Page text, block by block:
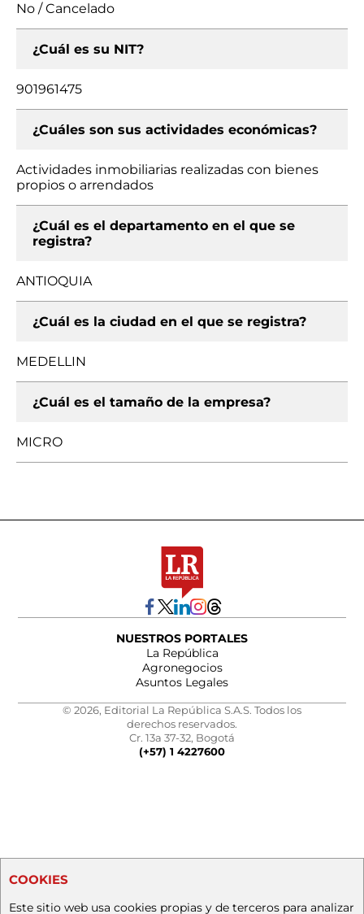
No / Cancelado
¿Cuál es su NIT?
901961475
¿Cuáles son sus actividades económicas?
Actividades inmobiliarias realizadas con bienes
propios o arrendados
¿Cuál es el departamento en el que se
registra?
ANTIOQUIA
¿Cuál es la ciudad en el que se registra?
MEDELLIN
¿Cuál es el tamaño de la empresa?
MICRO
NUESTROS PORTALES
La República
Agronegocios
Asuntos Legales
© 2026, Editorial La República S.A.S. Todos los
derechos reservados.
Cr. 13a 37-32, Bogotá
(+57) 1 4227600
COOKIES
Este sitio web usa cookies propias y de terceros para analizar